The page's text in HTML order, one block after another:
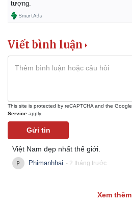
tượng.
Viết bình luận
This site is protected by reCAPTCHA and the Google
Service apply.
Gửi tin
Việt Nam đẹp nhất thế giới.
Phimanhhai - 2 tháng trước
Xem thêm